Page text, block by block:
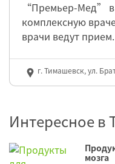
“Премьер-Мед” в
комплексную
врачи ведут прием.
г. Тимашевск, ул.
Интересное в
мозга